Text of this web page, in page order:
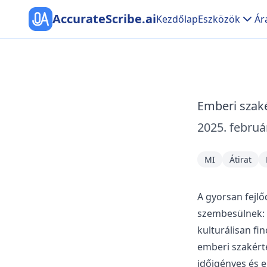
AccurateScribe.aiKezdőlapEszközök
Emberi
2025.
MI Átirat
A gyorsan
kulturálisan
emberi
időigényes és